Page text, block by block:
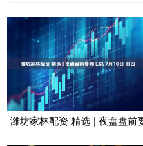
潍坊家林配资 精选 | 夜盘盘前